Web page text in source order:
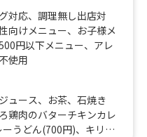
対応、 調理無し出店対
向けメニュー、 お子様メ
円以下メニュー、 アレ
使用
ュース、お茶、石焼き
鶏肉のバターチキンカレ
うどん(700円)、キリン